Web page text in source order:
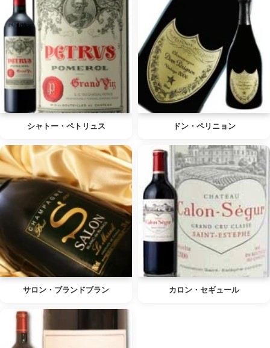
シャトー・ペトリュス ドン・ペリニョン
サロン・ブランドブラン カロン・セギュール